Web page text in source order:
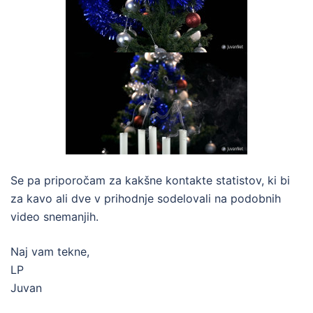
Se pa priporočam za kakšne kontakte statistov, ki bi
za kavo ali dve v prihodnje sodelovali na podobnih
video snemanjih.
Naj vam tekne,
LP
Juvan